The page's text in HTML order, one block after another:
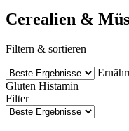
Cerealien &
Filtern & sortieren
Gluten Histamin
Filter